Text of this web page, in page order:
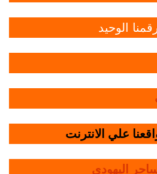
الوحيد
علي الانترنت
اليهودي